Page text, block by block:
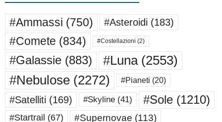
#Ammassi (750) #Asteroidi (183)
#Comete (834) #Costellazioni (2)
#Galassie (883) #Luna(2553)
#Nebulose (2272) #Pianeti (20)
#Satelliti (169) #Skyline (41) #Sole (1210)
#Startrail (67) #Supernovae (113)